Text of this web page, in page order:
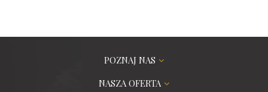
POZNAJ NAS
NASZA OFERTA